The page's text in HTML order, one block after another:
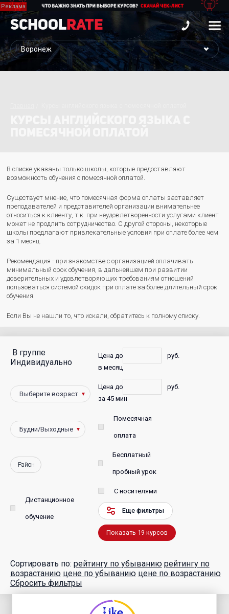
School Rate
В списке указаны только школы, которые предоставляют
возможность обучения с помесячной оплатой.
Существует мнение, что помесячная форма оплаты заставляет
преподавателей и представителей организации внимательнее
относиться к клиенту, т.к. при неудовлетворенности услугами клиент
может не продлить сотрудничество. С другой стороны, некоторые
школы предлагают привлекательные условия при оплате более чем
за 1 месяц.
Рекомендация - при знакомстве с организацией оплачивать
минимальный срок обучения, в дальнейшем при развитии
доверительных и удовлетворяющих требованиям отношений
пользоваться системой скидок при оплате за более длительный срок
обучения.
Если Вы не нашли то, что искали, обратитесь к полному списку.
В группе
Индивидуально
Район
Дистанционное
обучение
Цена до
руб.
в месяц
Цена до
руб.
за 45 мин
Помесячная
оплата
Бесплатный
пробный урок
С носителями
Еще фильтры
Показать 19 курсов
С
Победители
Сортировать по: рейтингу по убыванию рейтингу по
возрастанию цене по убыванию цене по возрастанию
Сбросить фильтры